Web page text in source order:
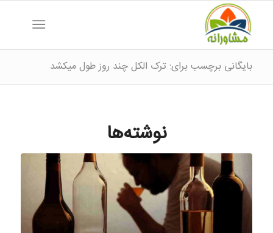
بایگانی برچسب برای: ترک الکل چند روز طول میکشد
نوشته‌ها